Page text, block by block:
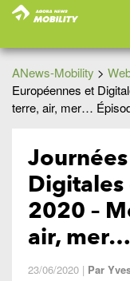
ANews-Mobility >
Européennes et
terre, air, mer…
2020 –
air,
23/06/2020 | Par